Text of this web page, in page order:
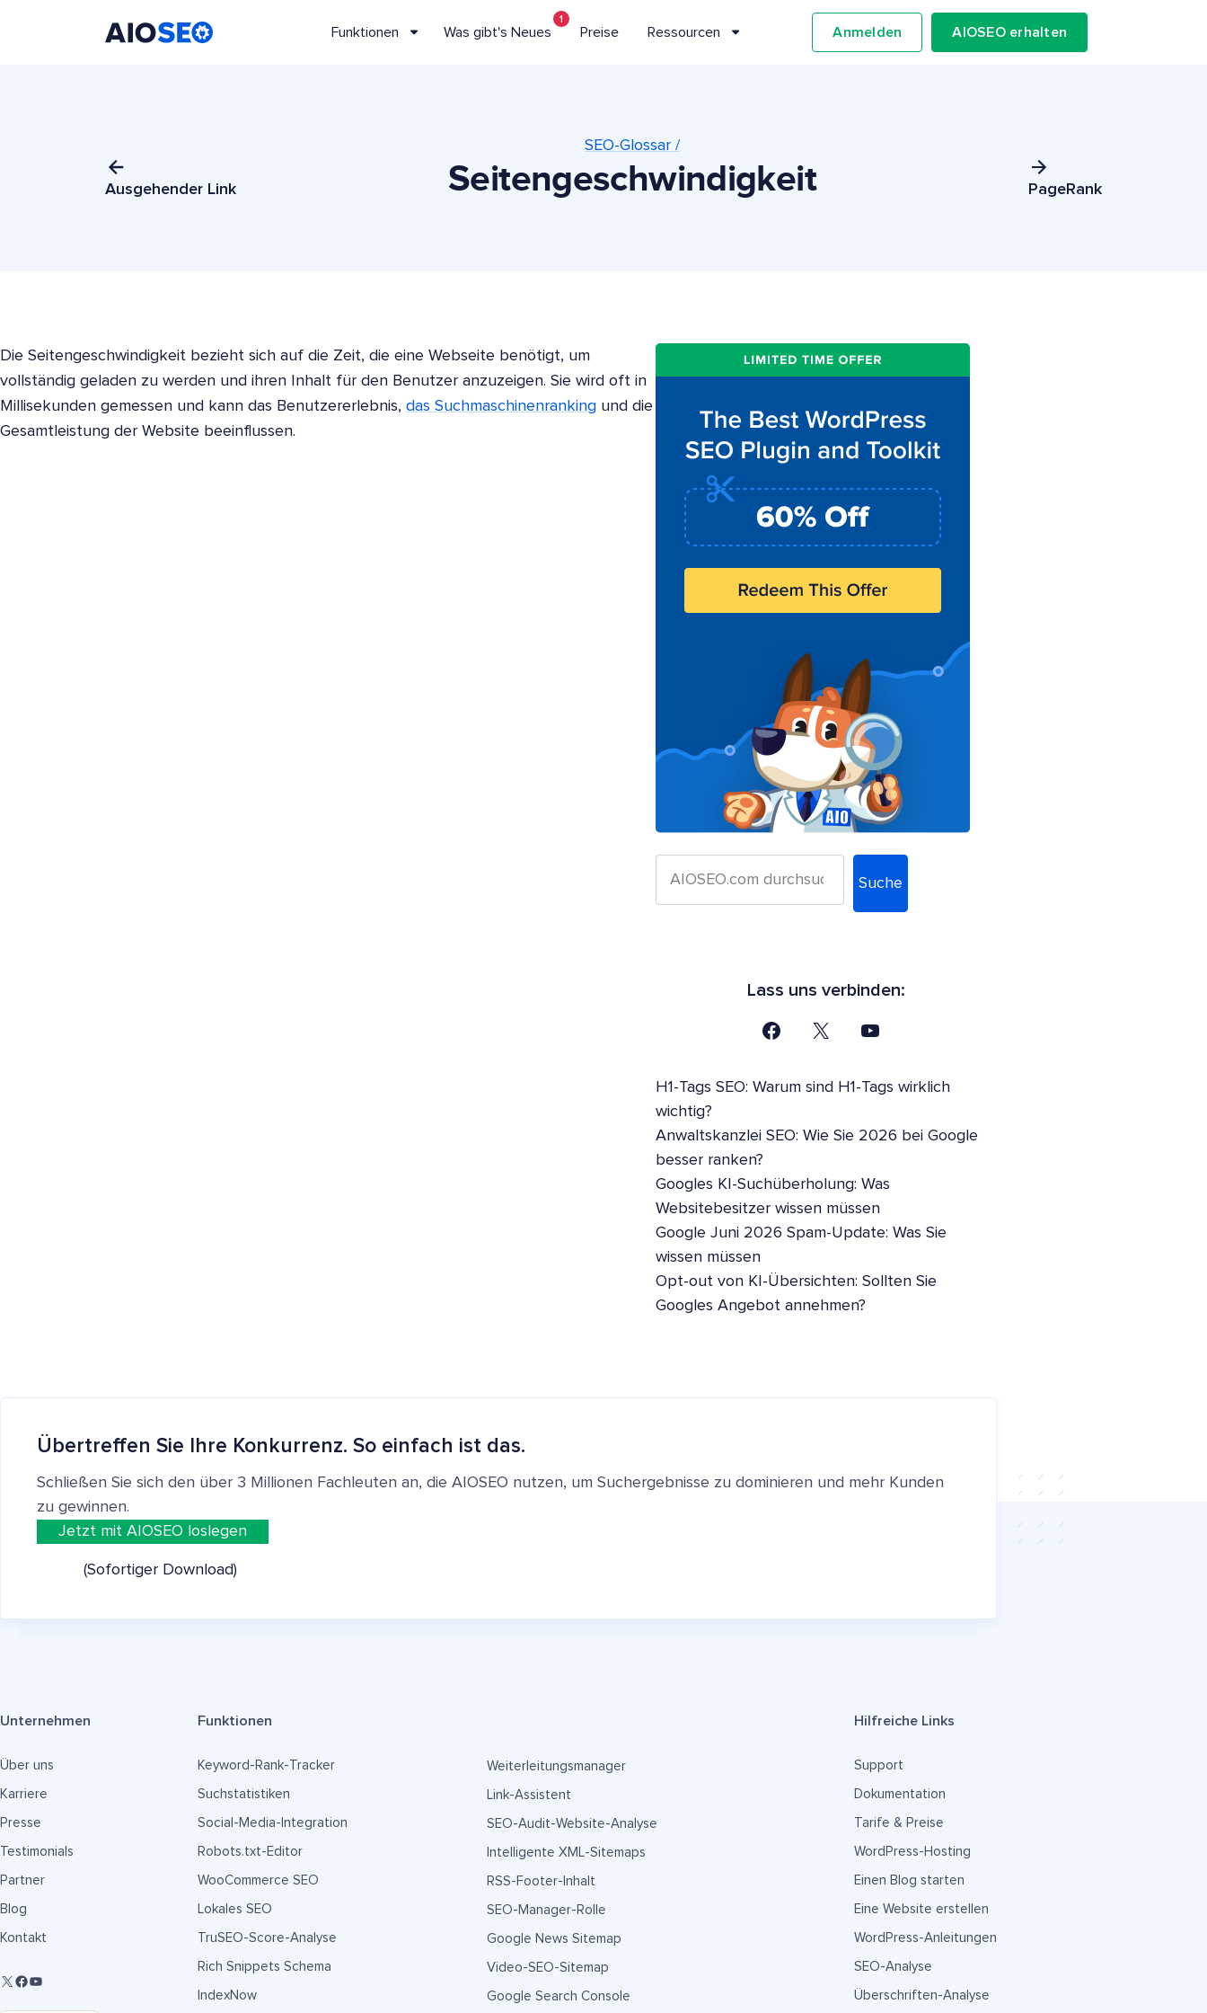
Funktionen Was gibt's Neues
1
Preise Ressourcen Anmelden AIOSEO erhalten
Ausgehender Link
SEO-Glossar /
Seitengeschwindigkeit PageRank
Die Seitengeschwindigkeit bezieht sich auf die Zeit, die eine Webseite benötigt, um
vollständig geladen zu werden und ihren Inhalt für den Benutzer anzuzeigen. Sie wird oft in
Millisekunden gemessen und kann das Benutzererlebnis, das Suchmaschinenranking und die
Gesamtleistung der Website beeinflussen.
Suche
Lass uns verbinden:
H1-Tags SEO: Warum sind H1-Tags wirklich
wichtig?
Anwaltskanzlei SEO: Wie Sie 2026 bei Google
besser ranken?
Googles KI-Suchüberholung: Was
Websitebesitzer wissen müssen
Google Juni 2026 Spam-Update: Was Sie
wissen müssen
Opt-out von KI-Übersichten: Sollten Sie
Googles Angebot annehmen?
Übertreffen Sie Ihre Konkurrenz. So einfach ist das.
Schließen Sie sich den über 3 Millionen Fachleuten an, die AIOSEO nutzen, um Suchergebnisse zu dominieren und mehr Kunden
zu gewinnen.
Jetzt mit AIOSEO loslegen
(Sofortiger Download)
Unternehmen
Über uns
Karriere
Presse
Testimonials
Partner
Blog
Kontakt
Funktionen
Keyword-Rank-Tracker
Suchstatistiken
Social-Media-Integration
Robots.txt-Editor
WooCommerce SEO
Lokales SEO
TruSEO-Score-Analyse
Rich Snippets Schema
IndexNow
Weiterleitungsmanager
Link-Assistent
SEO-Audit-Website-Analyse
Intelligente XML-Sitemaps
RSS-Footer-Inhalt
SEO-Manager-Rolle
Google News Sitemap
Video-SEO-Sitemap
Google Search Console
Hilfreiche Links
Support
Dokumentation
Tarife & Preise
WordPress-Hosting
Einen Blog starten
Eine Website erstellen
WordPress-Anleitungen
SEO-Analyse
Überschriften-Analyse